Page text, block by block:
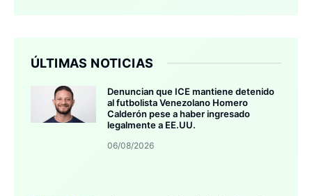
ÚLTIMAS NOTICIAS
Denuncian que ICE mantiene detenido
al futbolista Venezolano Homero
Calderón pese a haber ingresado
legalmente a EE.UU.
06/08/2026